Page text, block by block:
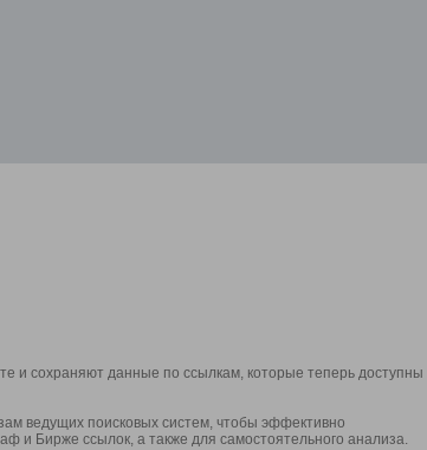
и сохраняют данные по ссылкам, которые теперь доступны
ведущих поисковых систем, чтобы эффективно
и Бирже ссылок, а также для самостоятельного анализа.